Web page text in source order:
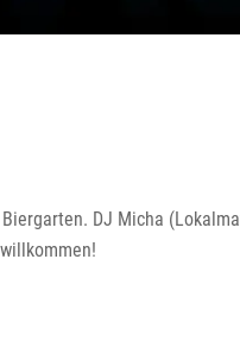
DJ Micha